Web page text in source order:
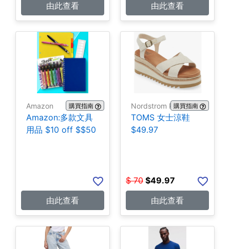
由此查看
由此查看
Amazon 購買指南
Amazon:多款文具
用品 $10 off $$50
由此查看
Nordstrom Rack購買指南
TOMS 女士涼鞋
$49.97
$ 70 $49.97
由此查看